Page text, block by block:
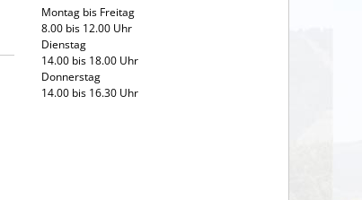
Montag bis Freitag
8.00 bis 12.00 Uhr
Dienstag
14.00 bis 18.00 Uhr
Donnerstag
14.00 bis 16.30 Uhr